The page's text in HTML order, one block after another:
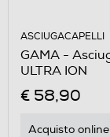
ASCIUGACAPELLI
GAMA -
ULTRA ION
€ 58,90
Acquisto